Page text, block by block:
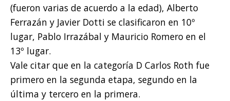
(fueron varias de acuerdo a la edad), Alberto
Ferrazán y Javier Dotti se clasificaron en 10º
lugar, Pablo Irrazábal y Mauricio Romero en el
13º lugar.
Vale citar que en la categoría D Carlos Roth fue
primero en la segunda etapa, segundo en la
última y tercero en la primera.